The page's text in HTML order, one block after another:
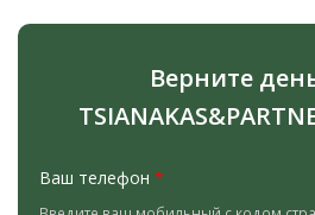
Верните
Ваш телефон *